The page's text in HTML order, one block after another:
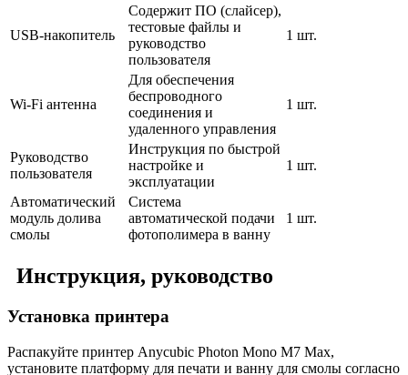
USB-накопитель
Содержит ПО (слайсер),
тестовые файлы и
руководство
пользователя
1 шт.
Wi-Fi антенна
Для обеспечения
беспроводного
соединения и
удаленного управления
1 шт.
Руководство
пользователя
Инструкция по быстрой
настройке и
эксплуатации
1 шт.
Автоматический
модуль долива
смолы
Система
автоматической подачи
фотополимера в ванну
1 шт.
Инструкция, руководство
Установка принтера
Распакуйте принтер Anycubic Photon Mono M7 Max,
установите платформу для печати и ванну для смолы согласно